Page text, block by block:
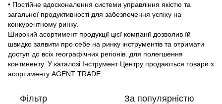
• Постійне вдосконалення системи управління якістю та
загальної продуктивності для забезпечення успіху на
конкурентному ринку.
Широкий асортимент продукції цієї компанії дозволив їй
швидко заявити про себе на ринку інструментів та отримати
доступ до всіх географічних регіонів. для полегшення
континенту. У каталозі Інструмент Центру продаються товари з
асортименту AGENT TRADE.
Фільтр За популярністю